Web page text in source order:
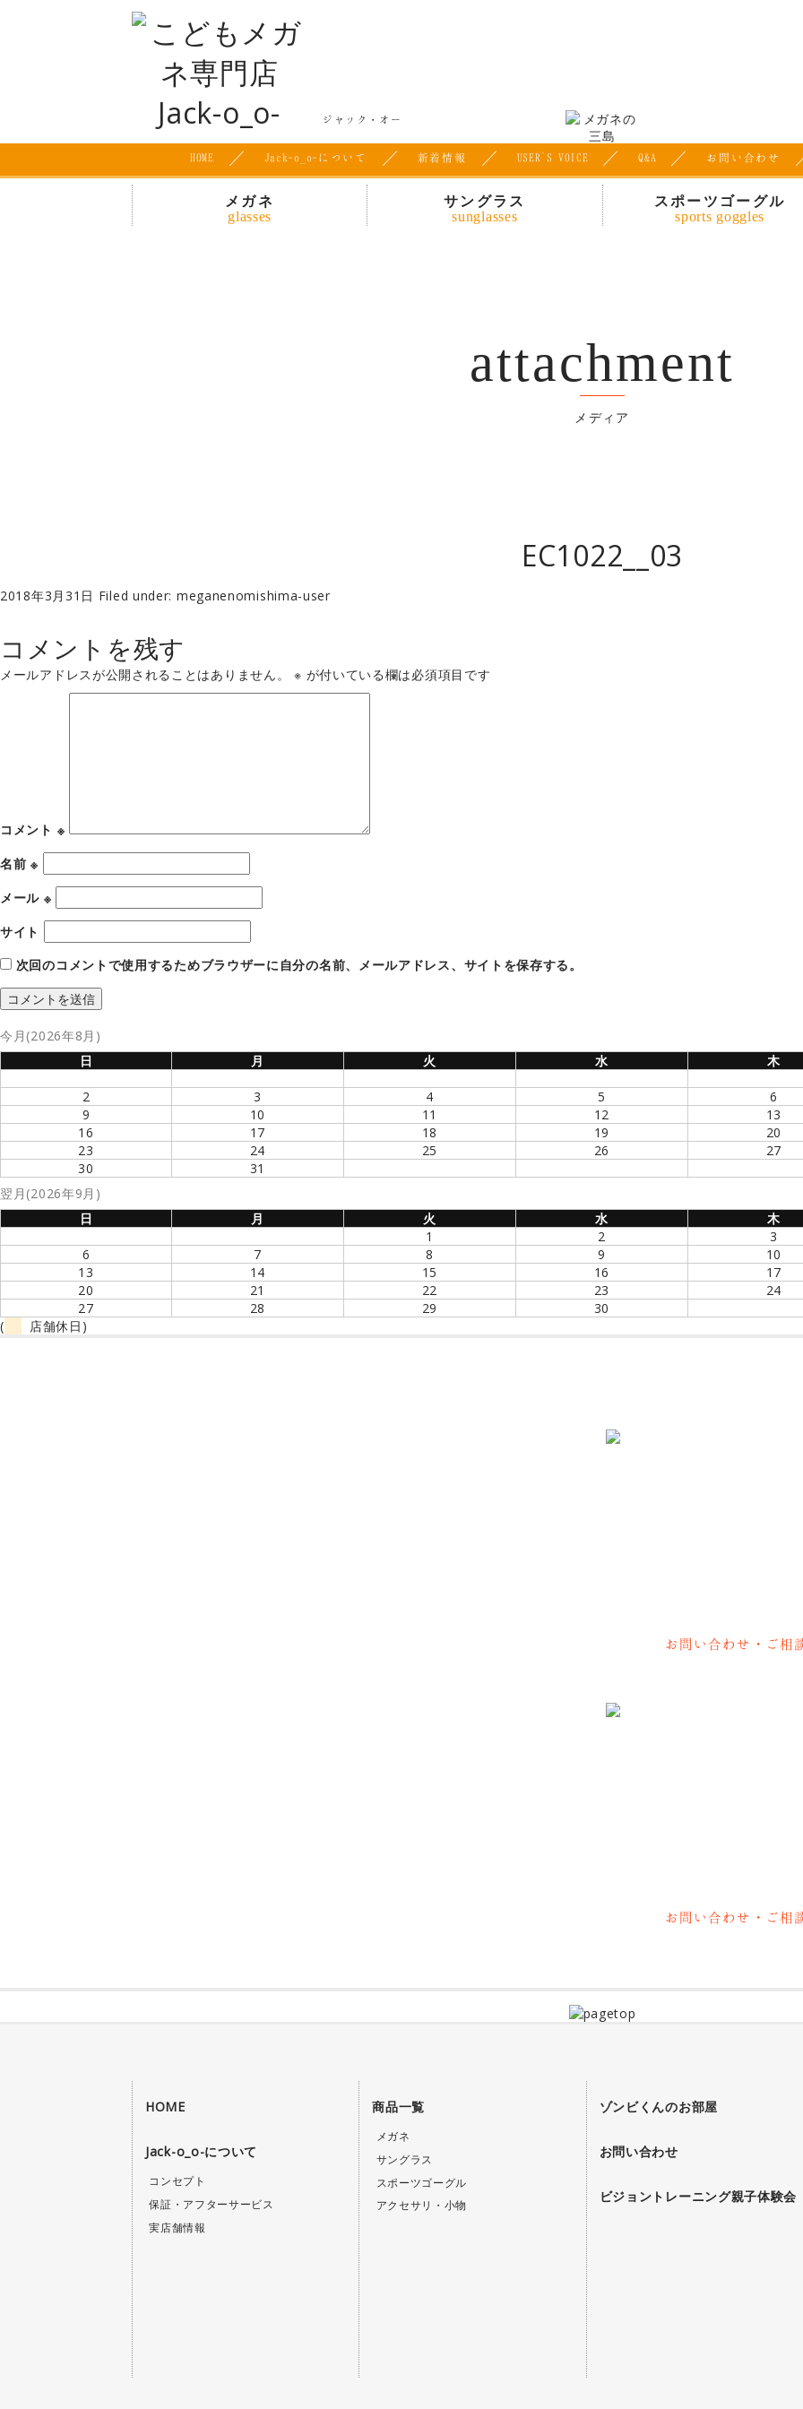
ジャック・オー
HOME Jack-o_o-について 新着情報 USER`S VOICE Q&A お問い合わせ
メガネ
glasses
サングラス
sunglasses
スポーツゴーグル
sports goggles
attachment
メディア
EC1022__03
2018年3月31日 Filed under: meganenomishima-user
コメントを残す
メールアドレスが公開されることはありません。 ※ が付いている欄は必須項目です
コメント ※
名前※
メール ※
サイト
次回のコメントで使用するためブラウザーに自分の名前、メールアドレス、サイトを保存する。
今月(2026年8月)
日
月 火 水 木
2
3 4 5 6
9
10 11 12 13
16
17 18 19 20
23
24 25 26 27
30
31
翌月(2026年9月)
日
月 火 水 木
1
2 3
6
7 8 9 10
13
14 15 16 17
20
21 22 23 24
27
28 29
30
(
店舗休日)
お問い合わせ・ご相
お問い合わせ・ご相
HOME
Jack-o_o-について
コンセプト
保証・アフターサービス
実店舗情報
商品一覧
メガネ
サングラス
スポーツゴーグル
アクセサリ・小物
ゾンビくんのお部屋
お問い合わせ
ビジョントレーニング親子体験会